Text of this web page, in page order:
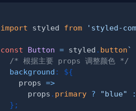
import styled from 'styled-
const Button = styled . button`
/* 根据主要 props 调整颜色 */
background :
${
props =>
      props
. primary ? "blue" :
} ;